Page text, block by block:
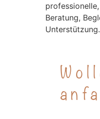
Beratung,
Unterstützung.